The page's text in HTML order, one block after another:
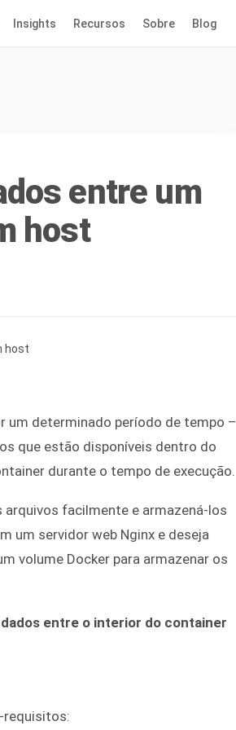
Insights Recursos Sobre Blog
entre um
host
um determinado período de tempo –
que estão disponíveis dentro do
durante o tempo de execução.
facilmente e armazená-los
um servidor web Nginx e deseja
volume Docker para armazenar os
entre o interior do container
requisitos: